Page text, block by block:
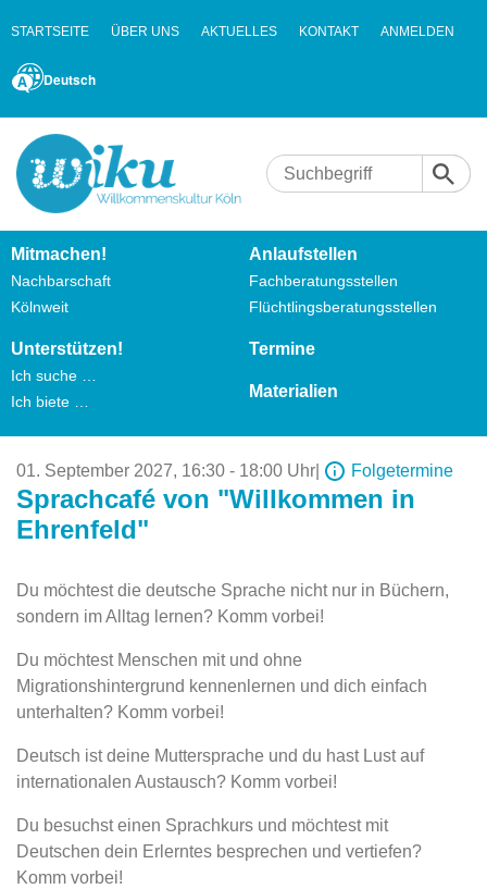
STARTSEITE ÜBER UNS AKTUELLES KONTAKT ANMELDEN
Deutsch
Mitmachen!
Nachbarschaft
Kölnweit
Anlaufstellen
Fachberatungsstellen
Flüchtlingsberatungsstellen
Unterstützen!
Ich suche …
Ich biete …
Termine
Materialien
01. September 2027, 16:30 - 18:00 Uhr Folgetermine
Sprachcafé von "Willkommen in
Ehrenfeld"
Du möchtest die deutsche Sprache nicht nur in Büchern,
sondern im Alltag lernen? Komm vorbei!
Du möchtest Menschen mit und ohne
Migrationshintergrund kennenlernen und dich einfach
unterhalten? Komm vorbei!
Deutsch ist deine Muttersprache und du hast Lust auf
internationalen Austausch? Komm vorbei!
Du besuchst einen Sprachkurs und möchtest mit
Deutschen dein Erlerntes besprechen und vertiefen?
Komm vorbei!